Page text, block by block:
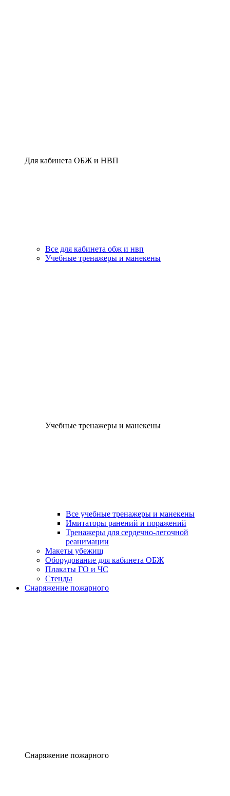
Для кабинета ОБЖ и НВП
Все для кабинета обж и нвп
Учебные тренажеры и манекены
Учебные тренажеры и манекены
Все учебные тренажеры и манекены
Имитаторы ранений и поражений
Тренажеры для сердечно-легочной
реанимации
Макеты убежищ
Оборудование для кабинета ОБЖ
Плакаты ГО и ЧС
Стенды
Снаряжение пожарного
Снаряжение пожарного